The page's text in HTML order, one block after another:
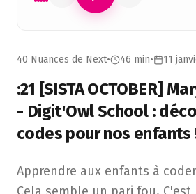
40 Nuances de Next• 46 min• 11
:21 [SISTA OCTOBER]
- Digit'Owl School :
codes pour nos enfants
Apprendre aux enfants à coder..
Apprendre aux enfants à